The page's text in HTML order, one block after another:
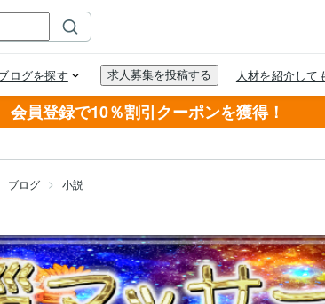
会員登録で10％割引クーポンを獲得！
ブログ 小説